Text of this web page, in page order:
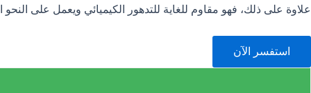
علاوة على ذلك، فهو مقاوم للغاية للتدهور الكيميائي ويعمل على
استفسر الآن